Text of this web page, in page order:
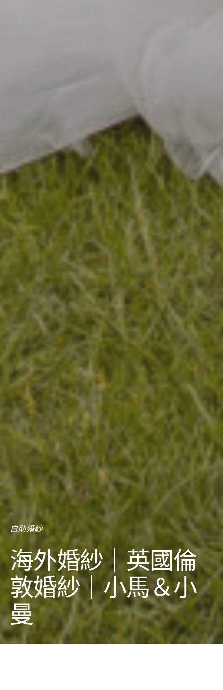
自助婚紗
海外婚紗｜英國倫
敦婚紗｜小馬＆小
曼